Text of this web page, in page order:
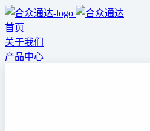
首页
关于我们
产品中心